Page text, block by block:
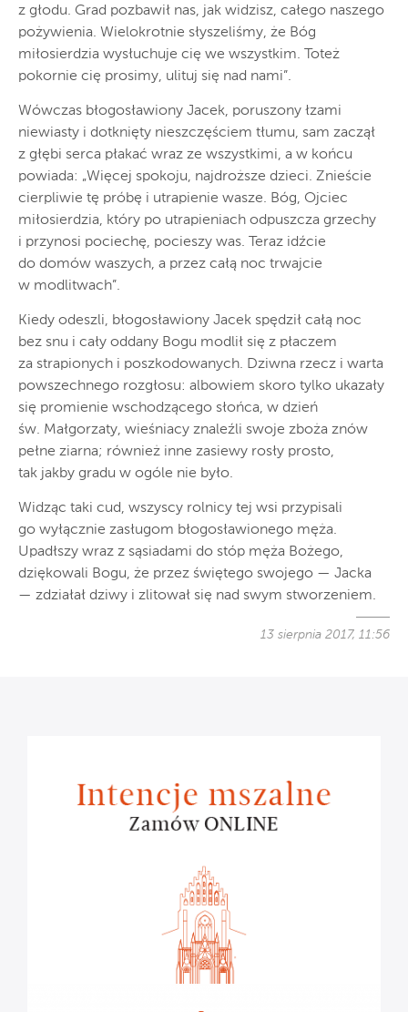
z głodu. Grad pozbawił nas, jak widzisz, całego naszego
pożywienia. Wielokrotnie słyszeliśmy, że Bóg
miłosierdzia wysłuchuje cię we wszystkim. Toteż
pokornie cię prosimy, ulituj się nad nami”.
Wówczas błogosławiony Jacek, poruszony łzami
niewiasty i dotknięty nieszczęściem tłumu, sam zaczął
z głębi serca płakać wraz ze wszystkimi, a w końcu
powiada: „Więcej spokoju, najdroższe dzieci. Znieście
cierpliwie tę próbę i utrapienie wasze. Bóg, Ojciec
miłosierdzia, który po utrapieniach odpuszcza grzechy
i przynosi pociechę, pocieszy was. Teraz idźcie
do domów waszych, a przez całą noc trwajcie
w modlitwach”.
Kiedy odeszli, błogosławiony Jacek spędził całą noc
bez snu i cały oddany Bogu modlił się z płaczem
za strapionych i poszkodowanych. Dziwna rzecz i warta
powszechnego rozgłosu: albowiem skoro tylko ukazały
się promienie wschodzącego słońca, w dzień
św. Małgorzaty, wieśniacy znaleźli swoje zboża znów
pełne ziarna; również inne zasiewy rosły prosto,
tak jakby gradu w ogóle nie było.
Widząc taki cud, wszyscy rolnicy tej wsi przypisali
go wyłącznie zasługom błogosławionego męża.
Upadłszy wraz z sąsiadami do stóp męża Bożego,
dziękowali Bogu, że przez świętego swojego — Jacka
— zdziałał dziwy i zlitował się nad swym stworzeniem.
13 sierpnia 2017, 11:56